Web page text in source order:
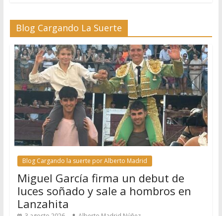
Blog Cargando La Suerte
Blog Cargando la suerte por Alberto Madrid
Miguel García firma un debut de
luces soñado y sale a hombros en
Lanzahita